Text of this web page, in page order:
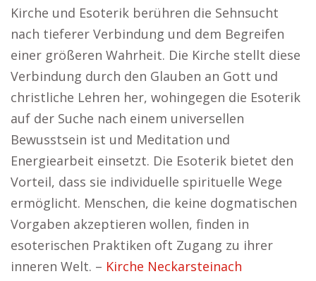
Kirche und Esoterik berühren die Sehnsucht
nach tieferer Verbindung und dem Begreifen
einer größeren Wahrheit. Die Kirche stellt diese
Verbindung durch den Glauben an Gott und
christliche Lehren her, wohingegen die Esoterik
auf der Suche nach einem universellen
Bewusstsein ist und Meditation und
Energiearbeit einsetzt. Die Esoterik bietet den
Vorteil, dass sie individuelle spirituelle Wege
ermöglicht. Menschen, die keine dogmatischen
Vorgaben akzeptieren wollen, finden in
esoterischen Praktiken oft Zugang zu ihrer
inneren Welt. – Kirche Neckarsteinach